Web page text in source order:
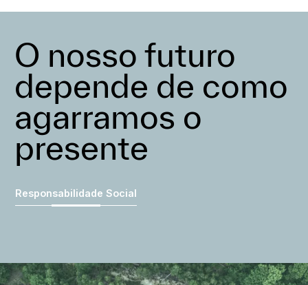
O nosso futuro
depende de como
agarramos o
presente
Responsabilidade Social